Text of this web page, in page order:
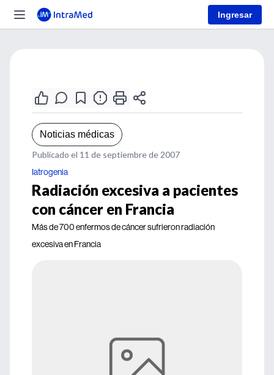
Ingresar
Noticias médicas
Publicado el 11 de septiembre de 2007
Iatrogenia
Radiación excesiva a pacientes
con cáncer en Francia
Más de 700 enfermos de cáncer sufrieron radiación
excesiva en Francia